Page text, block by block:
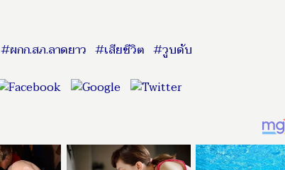
#ผกก.สภ.ลาดยาว #เสียชีวิต #วูบดับ